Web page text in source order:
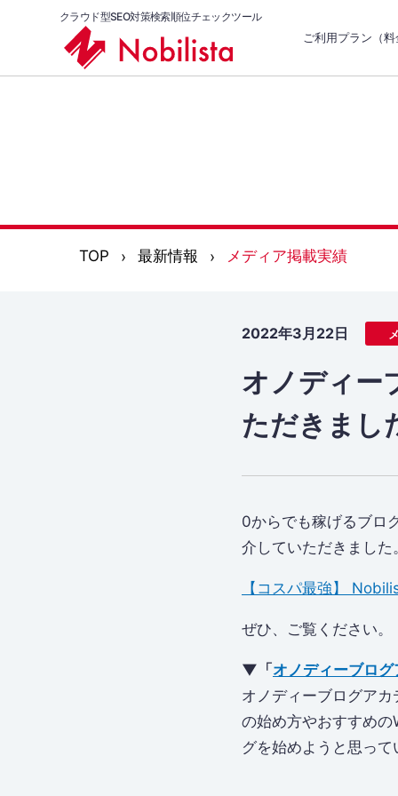
クラウド型SEO対策検索順位チェックツール
ご利用プラン（
TOP 最新情報 メディア掲載実績
2022年3月22日
オノディー
ただきまし
0からでも稼げるブロ
介していただきました
【コスパ最強】
ぜひ、ご覧ください。
▼「 オノディーブロ
オノディーブログア
の始め方やおすすめ
グを始めようと思っ